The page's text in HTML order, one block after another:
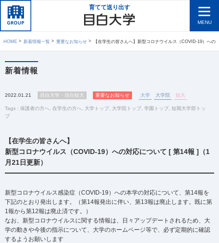
育てて送り出す
MENU
HOME 新着情報一覧 重要なお知らせ 【在学生の皆さんへ】新型コロナウイルス（COVID-19）への対応について [ 第14報 ]（1月21
新着情報
2022.01.21 目白大学・目白短大 重要なお知らせ 大学 大学院 短大
Tags : 保護者の方へ 在学生の方へ 大学トップ 大学院トップ 学園トップ 短期大学部トッ
プ
【在学生の皆さんへ】
新型コロナウイルス（COVID-19）への対応について [ 第14報 ]（1
月21日更新）
新型コロナウイルス感染症（COVID-19）への本学の対応について、第14報を
下記のとおり発出します。（第14報発出に伴い、第13報は廃止します。既に第
1報から第12報は廃止済です。）
なお、新型コロナウイルスに関する情報は、日々アップデートされるため、大
学の動きや今後の指示について、大学のホームページ等で、必ず定期的に確認
するようお願いします